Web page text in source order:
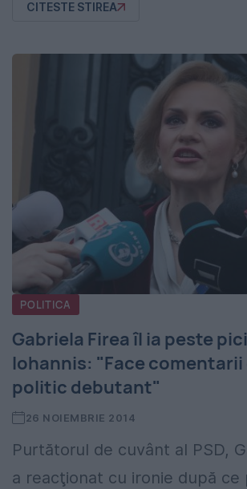
CITESTE STIREA
POLITICA
Gabriela Firea îl ia peste
Iohannis: "Face
politic debutant"
26 NOIEMBRIE 2014
Purtătorul de cuvânt al PSD,
a reacţionat cu ironie după ce